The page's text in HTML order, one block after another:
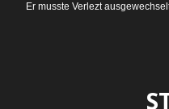
Er musste Verlezt